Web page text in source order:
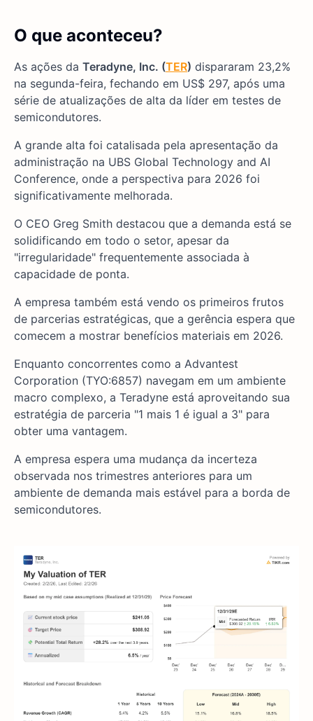
O que aconteceu?
As ações da Teradyne, Inc. (TER) dispararam 23,2%
na segunda-feira, fechando em US$ 297, após uma
série de atualizações de alta da líder em testes de
semicondutores.
A grande alta foi catalisada pela apresentação da
administração na UBS Global Technology and AI
Conference, onde a perspectiva para 2026 foi
significativamente melhorada.
O CEO Greg Smith destacou que a demanda está se
solidificando em todo o setor, apesar da
"irregularidade" frequentemente associada à
capacidade de ponta.
A empresa também está vendo os primeiros frutos
de parcerias estratégicas, que a gerência espera que
comecem a mostrar benefícios materiais em 2026.
Enquanto concorrentes como a Advantest
Corporation (TYO:6857) navegam em um ambiente
macro complexo, a Teradyne está aproveitando sua
estratégia de parceria "1 mais 1 é igual a 3" para
obter uma vantagem.
A empresa espera uma mudança da incerteza
observada nos trimestres anteriores para um
ambiente de demanda mais estável para a borda de
semicondutores.